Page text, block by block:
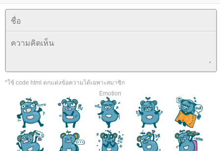
*ใช้ code html ตกแต่งข้อความได้เฉพาะสมาชิก
Emotion